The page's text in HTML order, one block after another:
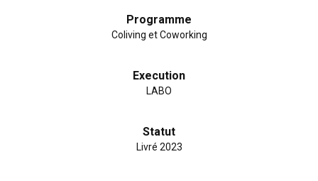
Programme
Coliving et Coworking
Execution
LABO
Statut
Livré 2023